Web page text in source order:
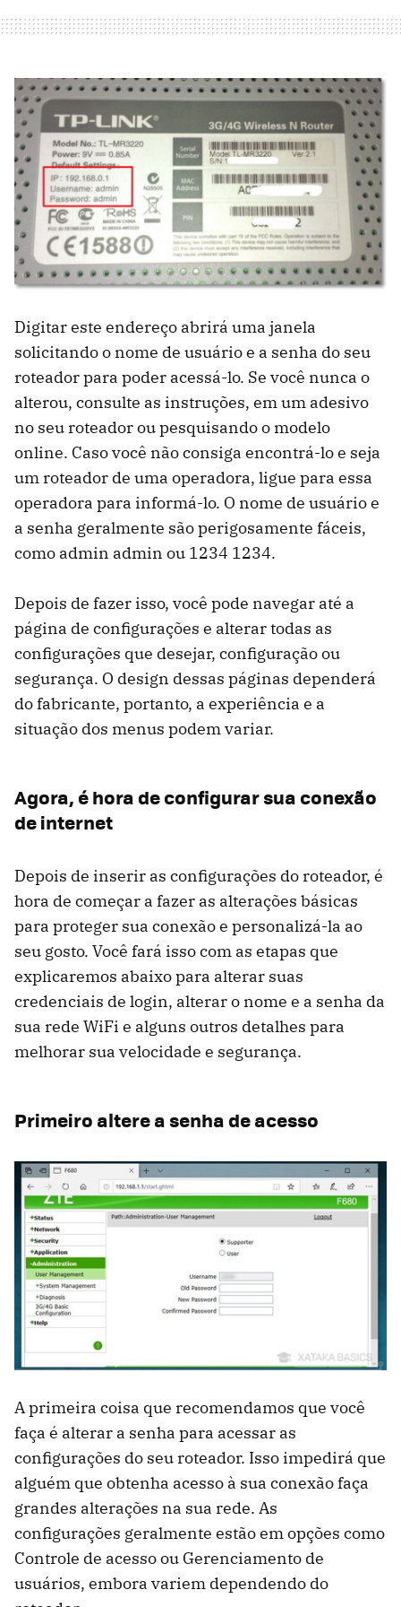
Digitar este endereço abrirá uma janela
solicitando o nome de usuário e a senha do seu
roteador para poder acessá-lo. Se você nunca o
alterou, consulte as instruções, em um adesivo
no seu roteador ou pesquisando o modelo
online. Caso você não consiga encontrá-lo e seja
um roteador de uma operadora, ligue para essa
operadora para informá-lo. O nome de usuário e
a senha geralmente são perigosamente fáceis,
como admin admin ou 1234 1234.
Depois de fazer isso, você pode navegar até a
página de configurações e alterar todas as
configurações que desejar, configuração ou
segurança. O design dessas páginas dependerá
do fabricante, portanto, a experiência e a
situação dos menus podem variar.
Agora, é hora de configurar sua conexão
de internet
Depois de inserir as configurações do roteador, é
hora de começar a fazer as alterações básicas
para proteger sua conexão e personalizá-la ao
seu gosto. Você fará isso com as etapas que
explicaremos abaixo para alterar suas
credenciais de login, alterar o nome e a senha da
sua rede WiFi e alguns outros detalhes para
melhorar sua velocidade e segurança.
Primeiro altere a senha de acesso
A primeira coisa que recomendamos que você
faça é alterar a senha para acessar as
configurações do seu roteador. Isso impedirá que
alguém que obtenha acesso à sua conexão faça
grandes alterações na sua rede. As
configurações geralmente estão em opções como
Controle de acesso ou Gerenciamento de
usuários, embora variem dependendo do